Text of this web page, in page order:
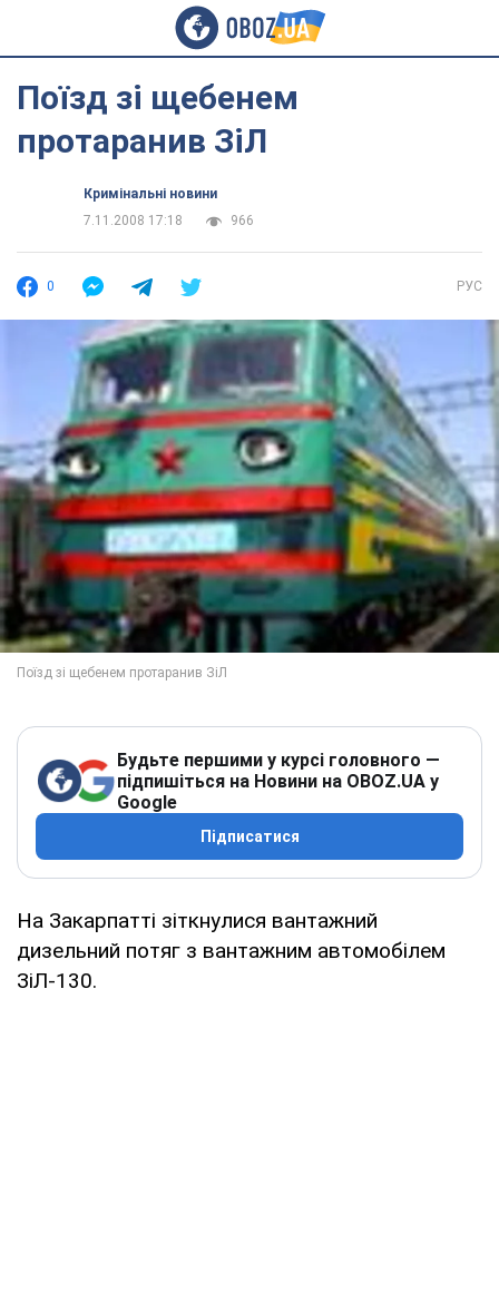
Поїзд зі щебенем
протаранив ЗіЛ
Кримінальні новини
7.11.2008 17:18
966
0 РУС
Будьте першими у курсі головного —
підпишіться на Новини на OBOZ.UA у
Google
Підписатися
На Закарпатті зіткнулися вантажний
дизельний потяг з вантажним автомобілем
ЗіЛ-130.